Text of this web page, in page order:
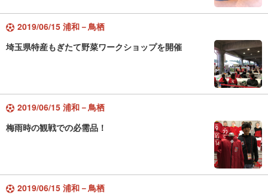
2019/06/15 浦和－鳥栖
埼玉県特産もぎたて野菜ワークショップを開催
2019/06/15 浦和－鳥栖
梅雨時の観戦での必需品！
2019/06/15 浦和－鳥栖